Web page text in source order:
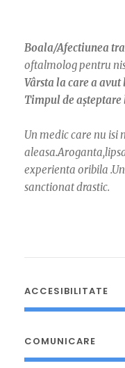
Boala/Afectiunea
oftalmolog pentru
Vârsta la care a
Timpul de
Un medic care nu isi
experienta oribila
sanctionat drastic.
ACCESIBILITATE
COMUNICARE